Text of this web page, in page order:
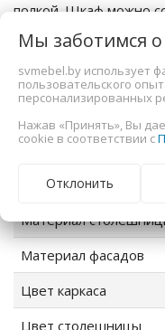
полкой. Шкаф можно
стеклостворка из-за
Материал каркаса
Материал
Материал фасадов
Цвет каркаса
Цвет столешницы
Мы заботимся
svmebel.by использует
пользовательского
персонализированных
Нажав «Принять», Вы
cookie в соответствии с
Отклонить